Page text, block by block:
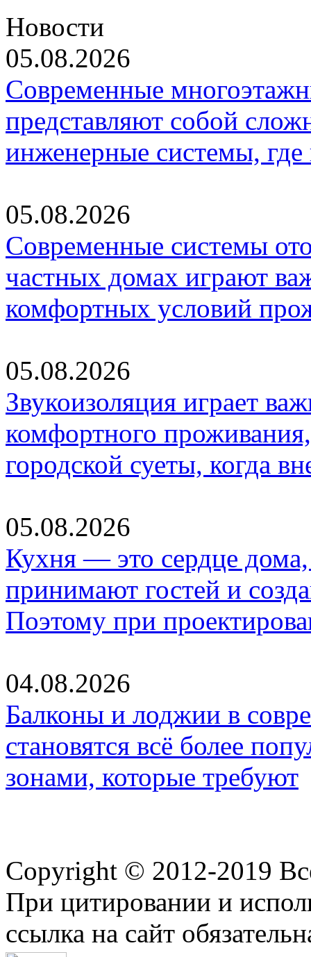
Новости
05.08.2026
Современные
представляют собой
инженерные системы,
05.08.2026
Современные системы
частных домах играют
комфортных условий
05.08.2026
Звукоизоляция играет
комфортного
городской суеты, когда
05.08.2026
Кухня — это сердце дома,
принимают гостей и
Поэтому при
04.08.2026
Балконы и лоджии в
становятся всё более
зонами, которые требуют
Copyright © 2012-2019
При цитировании и
ссылка на сайт